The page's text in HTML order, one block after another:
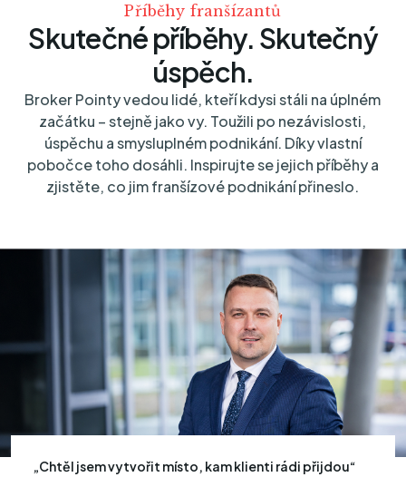
Příběhy franšízantů
Skutečné příběhy. Skutečný
úspěch.
Broker Pointy vedou lidé, kteří kdysi stáli na úplném
začátku – stejně jako vy. Toužili po nezávislosti,
úspěchu a smysluplném podnikání. Díky vlastní
pobočce toho dosáhli. Inspirujte se jejich příběhy a
zjistěte, co jim franšízové podnikání přineslo.
Chtěl jsem vytvořit místo, kam klienti rádi přijdou